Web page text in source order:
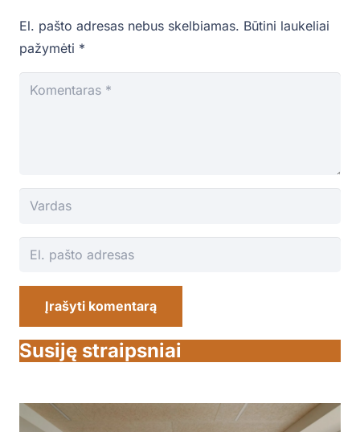
El. pašto adresas nebus skelbiamas. Būtini laukeliai
pažymėti *
Įrašyti komentarą
Susiję straipsniai